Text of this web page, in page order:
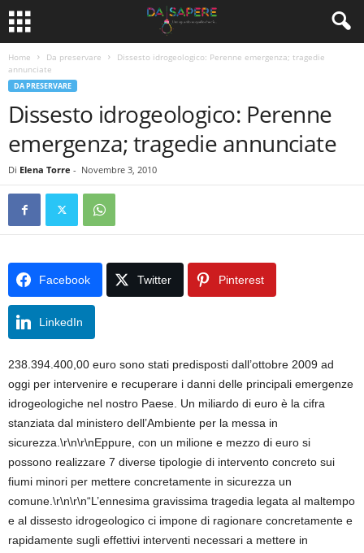
Home Da preservare
Dissesto idrogeologico: Perenne emergenza; tragedie
annunciate
DA PRESERVARE
Dissesto idrogeologico: Perenne
emergenza; tragedie annunciate
Di Elena Torre - Novembre 3, 2010
Facebook Twitter Pinterest
LinkedIn
238.394.400,00 euro sono stati predisposti dall’ottobre 2009 ad
oggi per intervenire e recuperare i danni delle principali emergenze
idrogeologiche nel nostro Paese. Un miliardo di euro è la cifra
stanziata dal ministero dell’Ambiente per la messa in
sicurezza.\r\n\r\nEppure, con un milione e mezzo di euro si
possono realizzare 7 diverse tipologie di intervento concreto sui
fiumi minori per mettere concretamente in sicurezza un
comune.\r\n\r\n“L’ennesima gravissima tragedia legata al maltempo
e al dissesto idrogeologico ci impone di ragionare concretamente e
rapidamente sugli effettivi interventi necessari a mettere in